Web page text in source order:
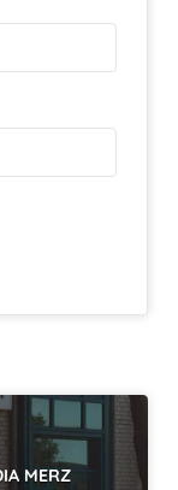
MERZ